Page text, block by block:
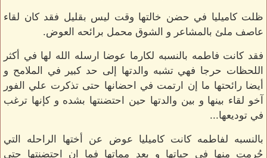
ظلت كاميليا في حضن خالتها وقت ليس بقليل فقد كان لقاء
عاصف ملئ بالمشاعر و الشوق محمل برائحه العوض.
فقد كانت فاطمه بالنسبه لكارما عوضا ارسله الله لها في أكثر
اللحظات حرجا فهي تشبه والدتها إلى حد كبير في الملامح و
أيضا رائحتها ما إن ارتمت في احضانها حتى تذكرت علي الفور
آخو لقاء بينها و بين والدتها حين احتضنتها بشده و كإنها ترغب
في توديعها...
بالنسبه لفاطمه كانت كاميليا عوض عن أختها الراحله التي
حُرمت منها في حياتها و بعد مماتها فما ان احتضنتها حتى